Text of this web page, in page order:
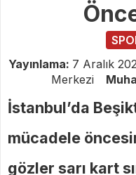
Yayınlama: 7 Aralık
Merkezi
İstanbul’da
mücadele
gözler sarı kart